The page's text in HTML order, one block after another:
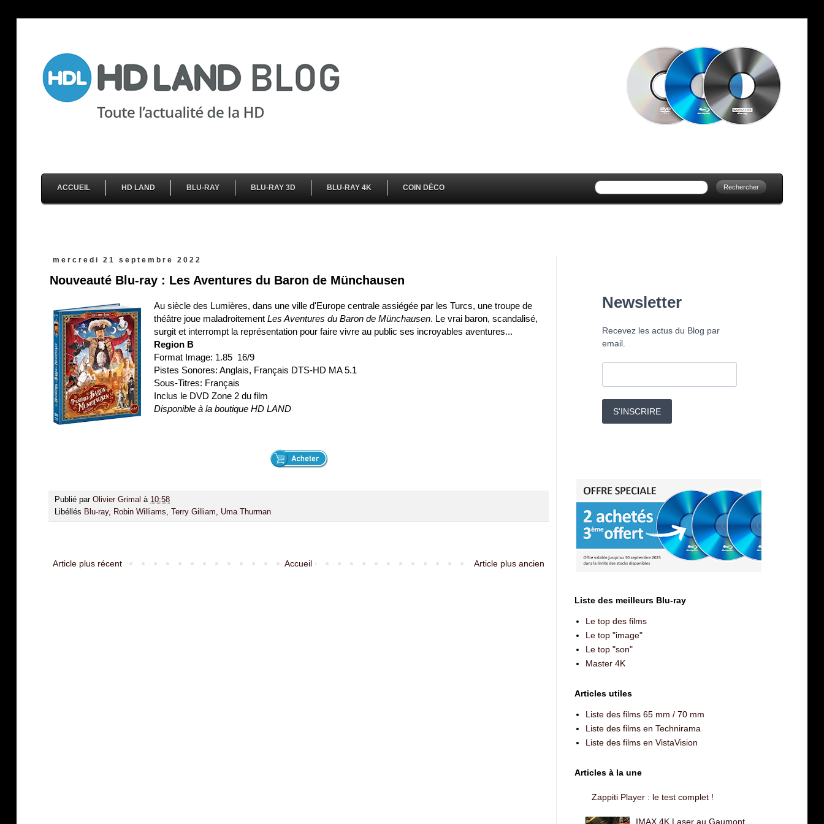
ACCUEIL HD LAND BLU-RAY BLU-RAY 3D BLU-RAY 4K COIN DÉCO
mercredi 21 septembre 2022
Nouveauté Blu-ray : Les Aventures du Baron de Münchausen
Au siècle des Lumières, dans une ville d'Europe centrale assiégée par les Turcs, une troupe de
théâtre joue maladroitementLes Aventures du Baron de Münchausen. Le vrai baron, scandalisé,
surgit et interrompt la représentation pour faire vivre au public ses incroyables aventures...
Region B
Format Image: 1.85 16/9
Pistes Sonores: Anglais, Français DTS-HD MA 5.1
Sous-Titres: Français
Inclus le DVD Zone 2 du film
Disponible à la boutique HD LAND
Publié par Olivier Grimal à 10:58
Libéllés Blu-ray, Robin Williams, Terry Gilliam, Uma Thurman
Article plus récent Article plus ancien
Accueil
Newsletter
Recevez les actus du Blog par
email.
S'INSCRIRE
Liste des meilleurs Blu-ray
Le top des films
Le top "image"
Le top "son"
Master 4K
Articles utiles
Liste des films 65 mm / 70 mm
Liste des films en Technirama
Liste des films en VistaVision
Articles à la une
Zappiti Player : le test complet !
IMAX 4K Laser au Gaumont